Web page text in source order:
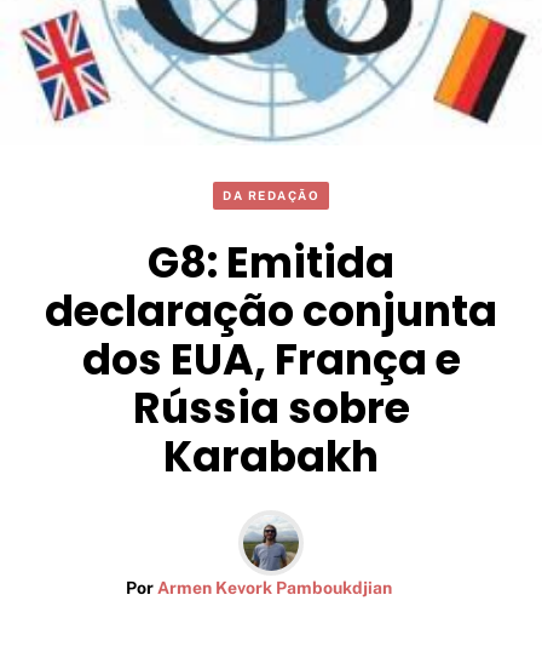
DA REDAÇÃO
G8: Emitida
declaração conjunta
dos EUA, França e
Rússia sobre
Karabakh
Por Armen Kevork Pamboukdjian